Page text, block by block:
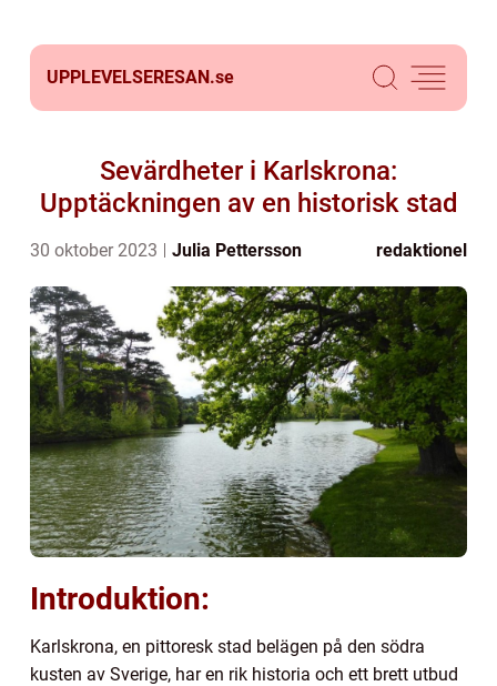
UPPLEVELSERESAN.se
Sevärdheter i Karlskrona:
Upptäckningen av en historisk stad
30 oktober 2023 Julia Pettersson redaktionel
Introduktion:
Karlskrona, en pittoresk stad belägen på den södra
kusten av Sverige, har en rik historia och ett brett utbud